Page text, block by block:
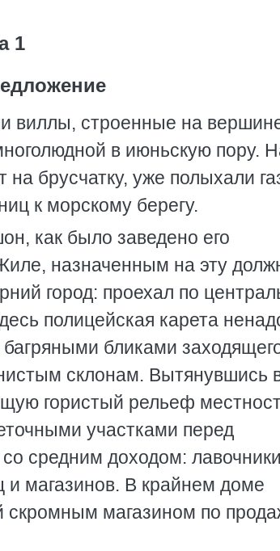
1
виллы, строенные на
в июньскую пору.
брусчатку, уже полыхали
к морскому берегу.
как было заведено его
назначенным на эту
город: проехал по
полицейская карета
бликами
склонам. Вытянувшись
гористый рельеф
участками перед
средним доходом:
и магазинов. В крайнем доме
скромным магазином по